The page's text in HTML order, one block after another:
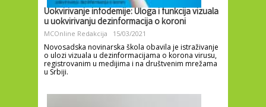
Uokvirivanje infodemije: Uloga i funkcija vizuala
u uokvirivanju dezinformacija o koroni
MCOnline Redakcija 15/03/2021
Novosadska novinarska škola obavila je istraživanje
o ulozi vizuala u dezinformacijama o korona virusu,
registrovanim u medijima i na društvenim mrežama
u Srbiji.